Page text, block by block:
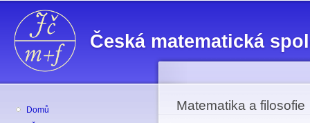
Česká matematická
Domů
Matematika a filosofie